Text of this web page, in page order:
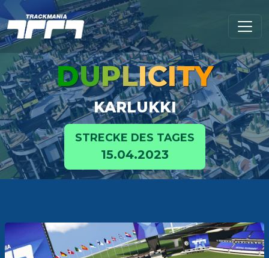
DUPLICITY
KARLUKKI
STRECKE DES TAGES
15.04.2023